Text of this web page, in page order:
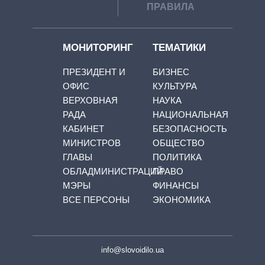
ПРАВИЛА
МОНИТОРИНГ
ПРЕЗИДЕНТ И
ОФИС
ВЕРХОВНАЯ
РАДА
КАБИНЕТ
МИНИСТРОВ
ГЛАВЫ
ОБЛАДМИНИСТРАЦИЙ
МЭРЫ
ВСЕ ПЕРСОНЫ
ТЕМАТИКИ
БИЗНЕС
КУЛЬТУРА
НАУКА
НАЦИОНАЛЬНАЯ
БЕЗОПАСНОСТЬ
ОБЩЕСТВО
ПОЛИТИКА
ПРАВО
ФИНАНСЫ
ЭКОНОМИКА
info@slovoidilo.ua